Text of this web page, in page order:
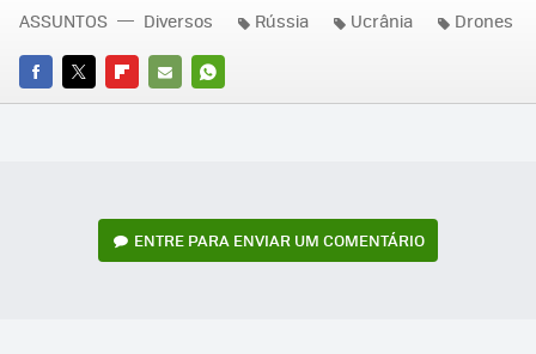
FACEBOOK
TWITTERFLIPBOARD
E-
WHATSAPP
ASSUNTOS Diversos Rússia Ucrânia Drones
ENTRE PARA ENVIAR UM COMENTÁRIO